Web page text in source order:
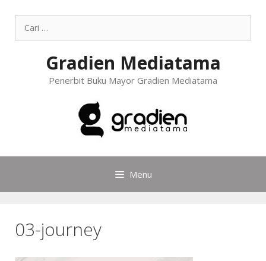
Gradien Mediatama
Penerbit Buku Mayor Gradien Mediatama
Menu
03-journey